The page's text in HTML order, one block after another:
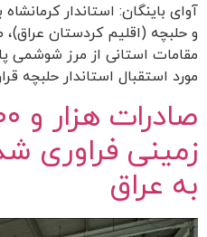
آوای باینگان: استاندار
و حلبچه (اقلیم کردستان
مقامات استانی از مرز شوشمی
مورد استقبال استاندار حلبچه
زمینی فراوری
به عراق